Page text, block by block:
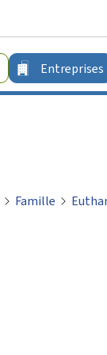
Entreprises
Famille